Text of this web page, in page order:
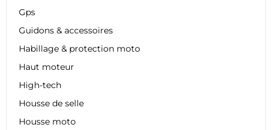
Gps
Guidons & accessoires
Habillage & protection moto
Haut moteur
High-tech
Housse de selle
Housse moto